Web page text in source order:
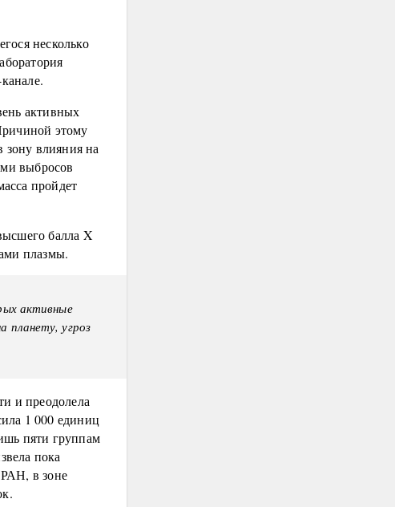
несколько
активных
этому
зону влияния на
выбросов
пройдет
балла X
плазмы.
активные
планету, угроз
и преодолела
1 000 единиц
пяти группам
пока
в зоне